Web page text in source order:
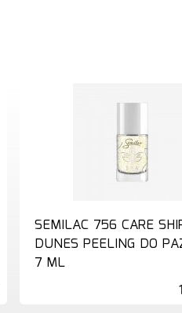
SEMILAC 756 CARE
DUNES PEELING DO
7 ML